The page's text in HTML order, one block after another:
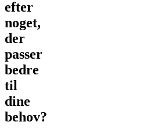
efter
noget,
der
passer
bedre
til
dine
behov?